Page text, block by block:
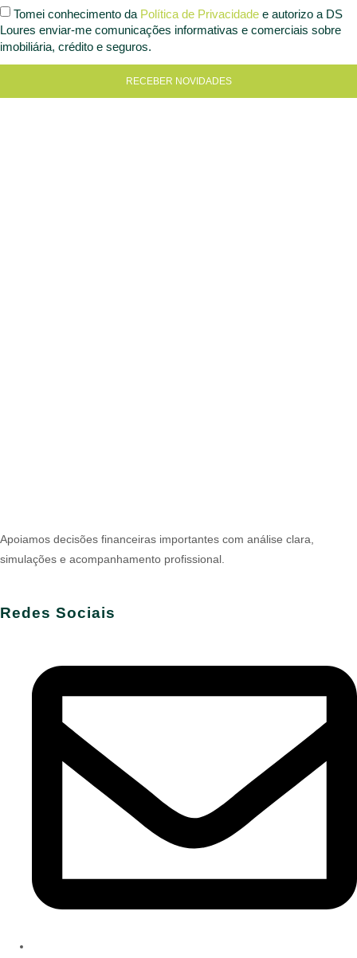
Tomei conhecimento da Política de Privacidade e autorizo a DS
Loures enviar-me comunicações informativas e comerciais sobre
imobiliária, crédito e seguros.
RECEBER NOVIDADES
Apoiamos decisões financeiras importantes com análise clara,
simulações e acompanhamento profissional.
Redes Sociais